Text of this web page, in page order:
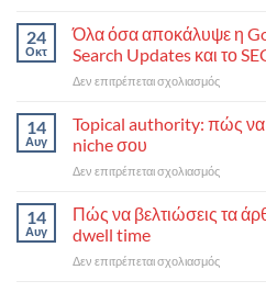
SEO:
Οι
οδηγίες
για
24
Οκτ
Όλα όσα αποκάλυψε η
Search Updates και το
Δεν επιτρέπεται σχολιασμόςστο
όσα
Google
Dubai
νέα
14
Αυγ
Topical authority: πώς να
niche σου
Δεν επιτρέπεται σχολιασμόςστο
γίνεις
14
Αυγ
Πώς να βελτιώσεις τα
dwell time
Δεν επιτρέπεται σχολιασμόςστο